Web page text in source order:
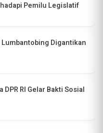
Pemilu Legislatif
Digantikan
RI Gelar Bakti Sosial